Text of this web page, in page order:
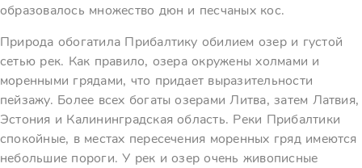
образовалось множество дюн и песчаных кос.
Природа обогатила Прибалтику обилием озер и густой
сетью рек. Как правило, озера окружены холмами и
моренными грядами, что придает выразительности
пейзажу. Более всех богаты озерами Литва, затем Латвия,
Эстония и Калининградская область. Реки Прибалтики
спокойные, в местах пересечения моренных гряд имеются
небольшие пороги. У рек и озер очень живописные